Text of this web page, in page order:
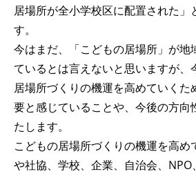
居場所が全小学校区に配置された」
す。
今はまだ、「こどもの居場所」が地
ているとは言えないと思いますが、
居場所づくりの機運を高めていくた
要と感じていることや、今後の方向
たします。
こどもの居場所づくりの機運を高め
や社協、学校、企業、自治会、